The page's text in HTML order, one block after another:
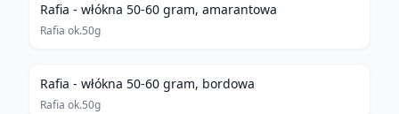
Rafia - włókna 50-60 gram, amarantowa
Rafia ok.50g
Rafia - włókna 50-60 gram, bordowa
Rafia ok.50g